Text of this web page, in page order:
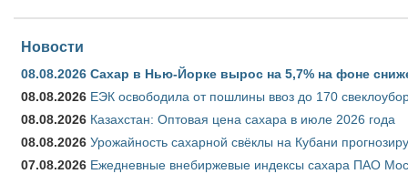
Новости
08.08.2026 Сахар в Нью-Йорке вырос на 5,7% на фоне
08.08.2026 ЕЭК освободила от пошлины ввоз до 170
08.08.2026 Казахстан: Оптовая цена сахара в июле 2026 года
08.08.2026 Урожайность сахарной свёклы на Кубани
07.08.2026 Ежедневные внебиржевые индексы сахара ПАО